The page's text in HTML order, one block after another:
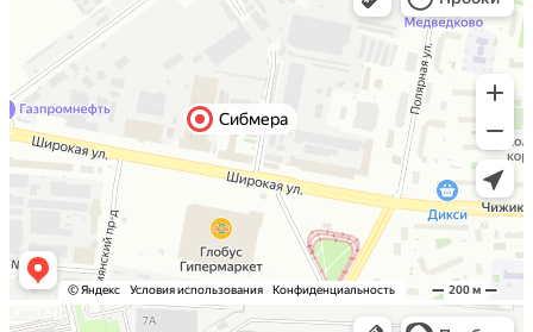
Санкт-Петербург